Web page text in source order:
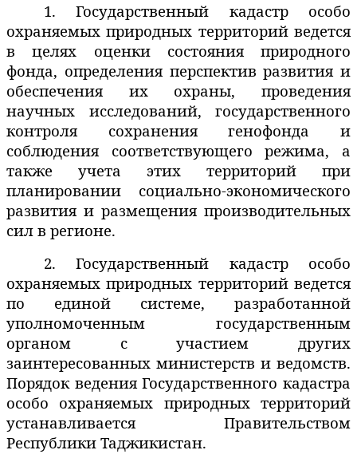
1. Государственный кадастр особо
охраняемых природных территорий ведется
в целях оценки состояния природного
фонда, определения перспектив развития и
обеспечения их охраны, проведения
научных исследований, государственного
контроля сохранения генофонда и
соблюдения соответствующего режима, а
также учета этих территорий при
планировании социально-экономического
развития и размещения производительных
сил в регионе.
2. Государственный кадастр особо
охраняемых природных территорий ведется
по единой системе, разработанной
уполномоченным государственным
органом с участием других
заинтересованных министерств и ведомств.
Порядок ведения Государственного кадастра
особо охраняемых природных территорий
устанавливается Правительством
Республики Таджикистан.